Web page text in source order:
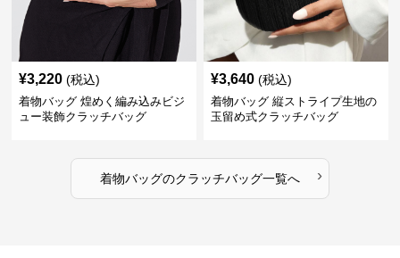
¥3,220 (税込)
着物バッグ 煌めく編み込みビジ
ュー装飾クラッチバッグ
¥3,640 (税込)
着物バッグ 縦ストライプ生地の
玉留め式クラッチバッグ
着物バッグのクラッチバッグ一覧へ ›